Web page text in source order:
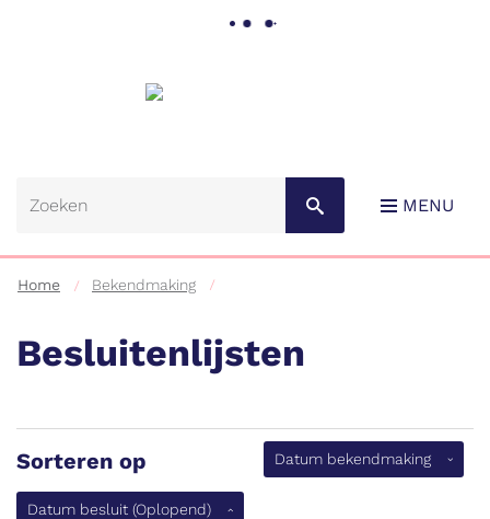
content
MENU
Home Bekendmaking
Besluitenlijsten
Sorteren op Datum bekendmaking
Datum besluit (Oplopend)